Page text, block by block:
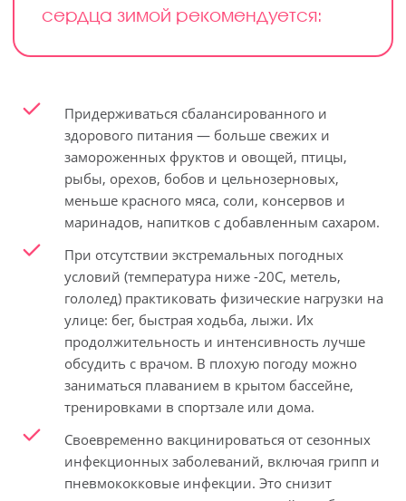
сердца зимой рекомендуется:
Придерживаться сбалансированного и
здорового питания — больше свежих и
замороженных фруктов и овощей, птицы,
рыбы, орехов, бобов и цельнозерновых,
меньше красного мяса, соли, консервов и
маринадов, напитков с добавленным сахаром.
При отсутствии экстремальных погодных
условий (температура ниже -20С, метель,
гололед) практиковать физические нагрузки на
улице: бег, быстрая ходьба, лыжи. Их
продолжительность и интенсивность лучше
обсудить с врачом. В плохую погоду можно
заниматься плаванием в крытом бассейне,
тренировками в спортзале или дома.
Своевременно вакцинироваться от сезонных
инфекционных заболеваний, включая грипп и
пневмококковые инфекции. Это снизит